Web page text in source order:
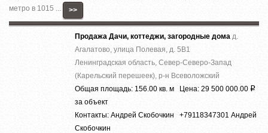
метро в 1015 ...
>>
Продажа Дачи, коттеджи, загородные дома д.
Агалатово, улица Полевая, д. 5В1
Ленинградская область, Север-Северо-Запад
(Карельский перешеек), р-н Всеволожский
Общая площадь: 156.00 кв. м Цена: 29 500 000.00 Р
за объект
Контакты: Андрей Скобочкин +79118347301 Андрей
Скобочкин